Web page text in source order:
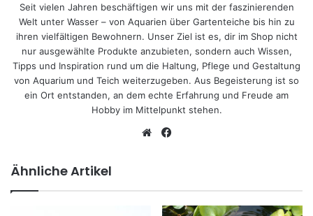
Seit vielen Jahren beschäftigen wir uns mit der faszinierenden
Welt unter Wasser – von Aquarien über Gartenteiche bis hin zu
ihren vielfältigen Bewohnern. Unser Ziel ist es, dir im Shop nicht
nur ausgewählte Produkte anzubieten, sondern auch Wissen,
Tipps und Inspiration rund um die Haltung, Pflege und Gestaltung
von Aquarium und Teich weiterzugeben. Aus Begeisterung ist so
ein Ort entstanden, an dem echte Erfahrung und Freude am
Hobby im Mittelpunkt stehen.
We
Ähnliche Artikel